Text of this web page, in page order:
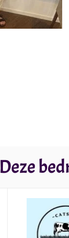
Deze